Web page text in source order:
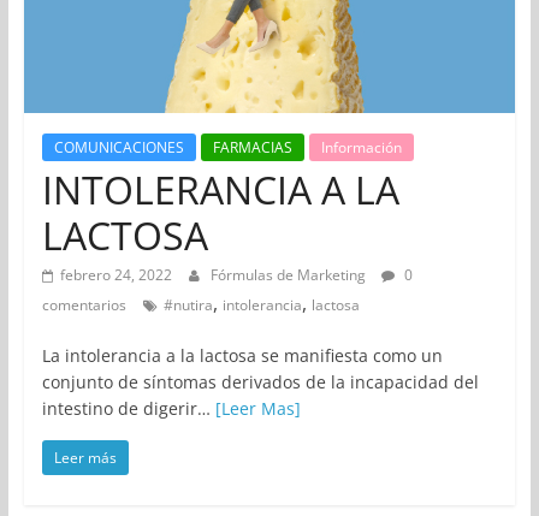
COMUNICACIONES FARMACIAS Información
INTOLERANCIA A LA
LACTOSA
febrero 24, 2022 Fórmulas de Marketing
0
comentarios
#nutira, intolerancia, lactosa
La intolerancia a la lactosa se manifiesta como un
conjunto de síntomas derivados de la incapacidad del
intestino de digerir… [Leer Mas]
Leer más